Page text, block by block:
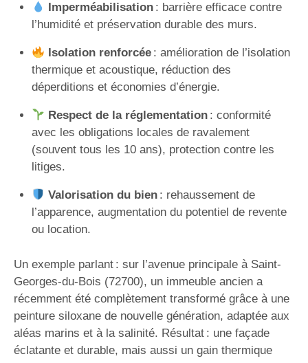
Imperméabilisation: barrière efficace contre
l’humidité et préservation durable des murs.
Isolation renforcée: amélioration de l’isolation
thermique et acoustique, réduction des
déperditions et économies d’énergie.
Respect de la réglementation: conformité
avec les obligations locales de ravalement
(souvent tous les 10 ans), protection contre les
litiges.
Valorisation du bien: rehaussement de
l’apparence, augmentation du potentiel de revente
ou location.
Un exemple parlant : sur l’avenue principale à Saint-
Georges-du-Bois (72700), un immeuble ancien a
récemment été complètement transformé grâce à une
peinture siloxane de nouvelle génération, adaptée aux
aléas marins et à la salinité. Résultat : une façade
éclatante et durable, mais aussi un gain thermique